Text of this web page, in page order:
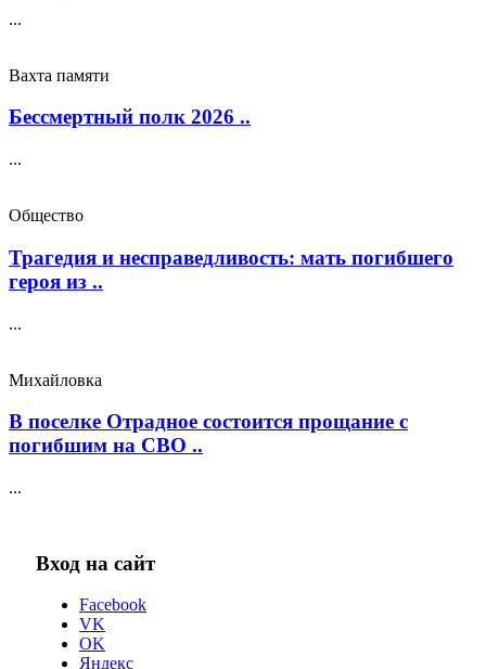
...
Вахта памяти
Бессмертный полк 2026 ..
...
Общество
Трагедия и несправедливость: мать погибшего
героя из ..
...
Михайловка
В поселке Отрадное состоится прощание с
погибшим на СВО ..
...
Вход на сайт
Facebook
VK
OK
Яндекс